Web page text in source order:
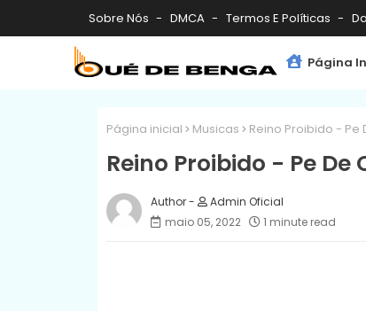
Sobre Nós DMCA Termos E Políticas
Página
Página inicial Musicas Reino Proibido - Pe
Reino Proibido - Pe De
Admin Oficial
maio 05, 2022
1 minute read